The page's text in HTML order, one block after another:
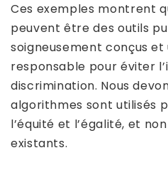
Ces exemples montrent
peuvent être des outils
soigneusement conçus
responsable pour éviter
discrimination. Nous
algorithmes sont utilisés
l’équité et l’égalité, et
existants.